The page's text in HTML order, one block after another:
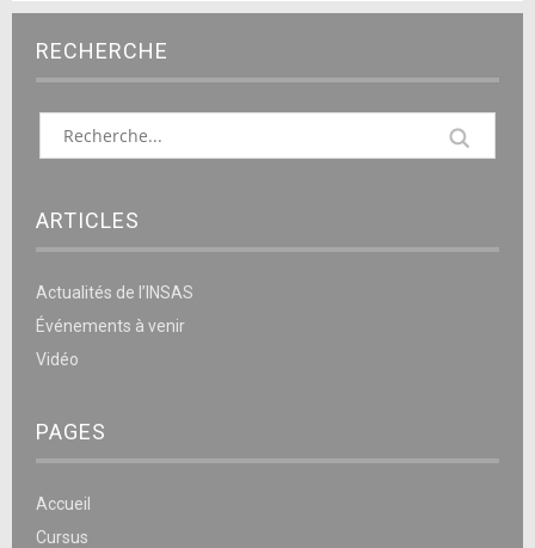
RECHERCHE
ARTICLES
Actualités de l’INSAS
Événements à venir
Vidéo
PAGES
Accueil
Cursus